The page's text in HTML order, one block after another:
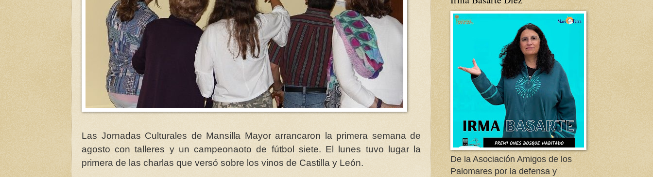
Las Jornadas Culturales de Mansilla Mayor arrancaron la primera semana de
agosto con talleres y un campeonaoto de fútbol siete. El lunes tuvo lugar la
primera de las charlas que versó sobre los vinos de Castilla y León.
De la Asociación Amigos de los
Palomares por la defensa y